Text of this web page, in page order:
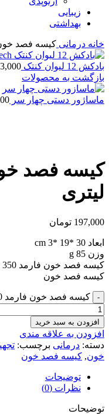
زیبایی
بهداشتی
خانه درمانی کیسه فصد خون فارمد
بادکش 12 لیوان کنتک Cantech
بازگشت به محصولات
ماساژور دستی چهار سر
لیتری
197,000 تومان
ابعاد 30 *19 *3 cm
وزن 85 g
کیسه فصد خون فارمد 350 میل
کیسه فصد خون
کیسه فصد خون فارمد 350 میلی لیتری عدد
افزودن به سبد خرید
افزودن به علاقه مندی
دسته: درمانی برچسب:
خون, کیسه فصد خون
توضیحات
نظرات (0)
توضیحات